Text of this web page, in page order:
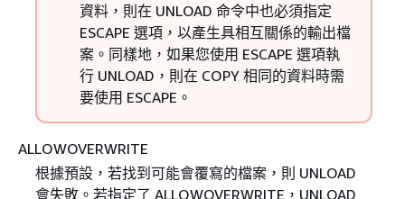
資料，則在 UNLOAD 命令中也必須指定
ESCAPE 選項，以產生具相互關係的輸出檔
案。同樣地，如果您使用 ESCAPE 選項執
行 UNLOAD，則在 COPY 相同的資料時需
要使用 ESCAPE。
ALLOWOVERWRITE
根據預設，若找到可能會覆寫的檔案，則 UNLOAD
會失敗。若指定了 ALLOWOVERWRITE，UNLOAD